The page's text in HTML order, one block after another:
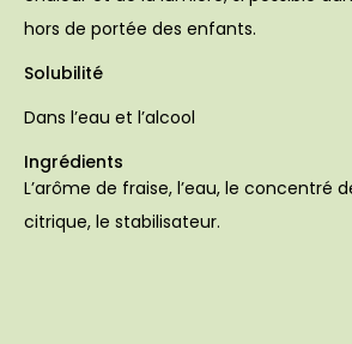
hors de portée des enfants.
Solubilité
Dans l’eau et l’alcool
Ingrédients
L’arôme de fraise, l’eau, le concentré
citrique, le stabilisateur.